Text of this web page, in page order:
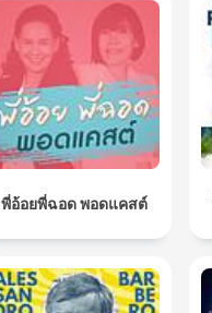
พี่อ้อยพี่ฉอด พอดแคสต์